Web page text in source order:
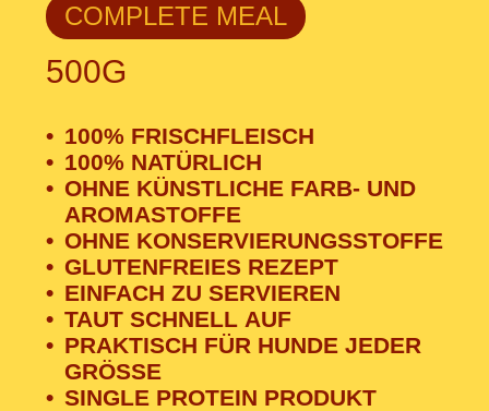
COMPLETE MEAL
500G
100% FRISCHFLEISCH
100% NATÜRLICH
OHNE KÜNSTLICHE FARB- UND
AROMASTOFFE
OHNE KONSERVIERUNGSSTOFFE
GLUTENFREIES REZEPT
EINFACH ZU SERVIEREN
TAUT SCHNELL AUF
PRAKTISCH FÜR HUNDE JEDER
GRÖSSE
SINGLE PROTEIN PRODUKT